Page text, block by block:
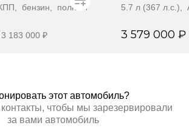
бензин, полный
3 183 000 ₽
5.7 л (367
3 579 000 ₽
этот автомобиль?
чтобы мы зарезервировали
за вами автомобиль